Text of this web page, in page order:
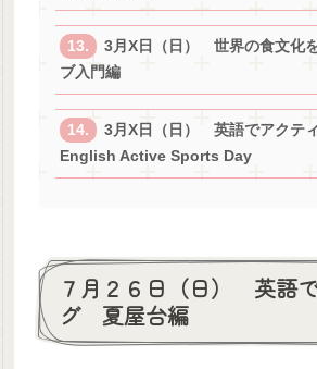
3月X日（日） 世界の食文化
ブ入門編
3月X日（日） 英語でアクテ
English Active Sports Day
７月２６日（日） 英語
グ 夏屋台編